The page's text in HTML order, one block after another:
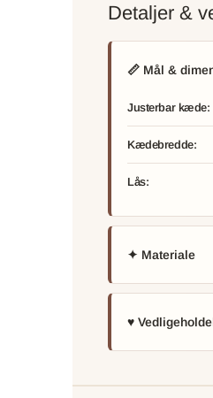
Detaljer &
📏 Mål &
Justerbar kæde:
Kædebredde:
Lås:
✦ Materiale
♥